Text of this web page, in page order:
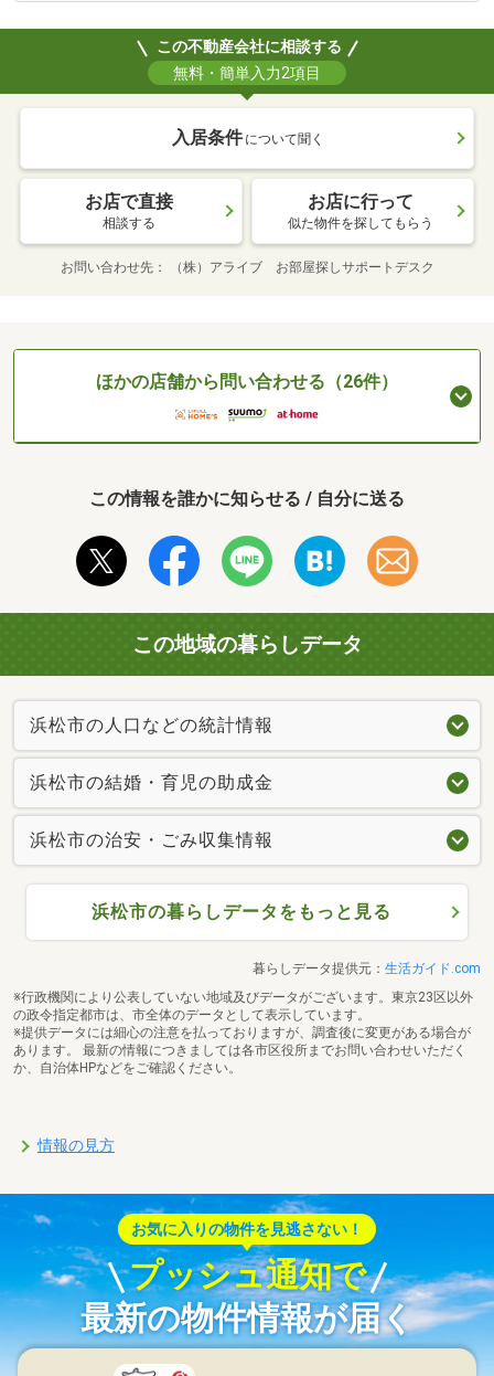
この不動産会社に相談する
無料・簡単入力2項目
入居条件 について聞く
お店で直接
相談する
お店に行って
似た物件を探してもらう
お問い合わせ先 （株）アライブ お部屋探しサポートデスク
ほかの店舗から問い合わせる（26件）
この情報を誰かに知らせる / 自分に送る
この地域の暮らしデータ
浜松市の人口などの統計情報
浜松市の結婚・育児の助成金
浜松市の治安・ごみ収集情報
浜松市の暮らしデータをもっと見る
暮らしデータ提供元： 生活ガイド.com
※行政機関により公表していない地域及びデータがございます。東京23区以外
の政令指定都市は、市全体のデータとして表示しています。
※提供データには細心の注意を払っておりますが、調査後に変更がある場合が
あります。 最新の情報につきましては各市区役所までお問い合わせいただく
か、自治体HPなどをご確認ください。
情報の見方
お気に入りの物件を見逃さない！
プッシュ通知で
最新の物件情報が届く